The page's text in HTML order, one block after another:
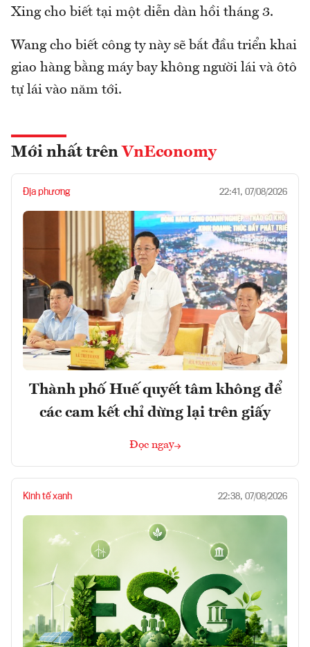
Xing cho biết tại một diễn dàn hồi tháng 3.
Wang cho biết công ty này sẽ bắt đầu triển khai
giao hàng bằng máy bay không người lái và ôtô
tự lái vào năm tới.
Mới nhất trên VnEconomy
Địa phương 22:41, 07/08/2026
Thành phố Huế quyết tâm không để
các cam kết chỉ dừng lại trên giấy
Đọc ngay
Kinh tế xanh 22:38, 07/08/2026